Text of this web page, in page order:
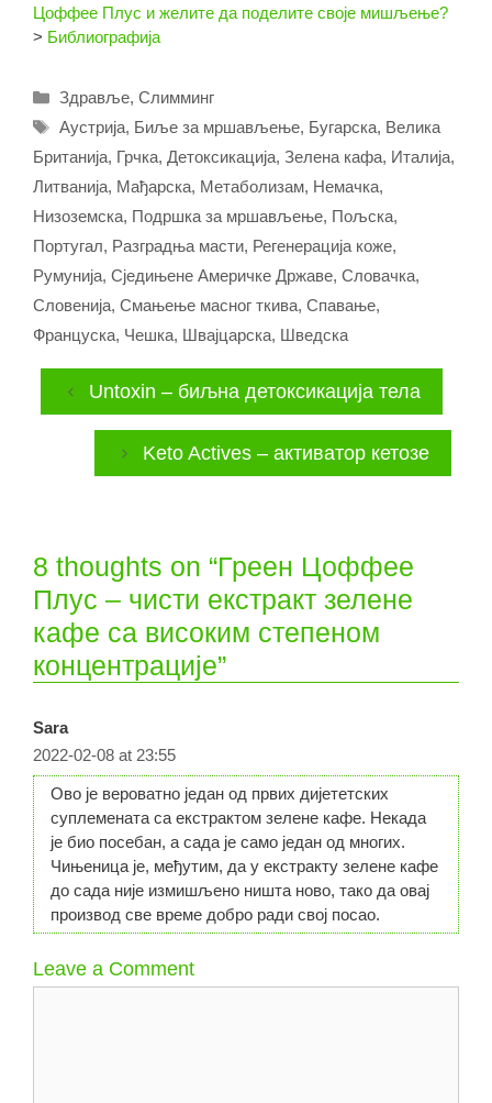
Цоффее Плус и желите да поделите своје мишљење?
> Библиографија
Categories
Здравље, Слимминг
Tags
Аустрија, Биље за мршављење, Бугарска, Велика
Британија, Грчка, Детоксикација, Зелена кафа, Италија,
Литванија, Мађарска, Метаболизам, Немачка,
Низоземска, Подршка за мршављење, Пољска,
Португал, Разградња масти, Регенерација коже,
Румунија, Сједињене Америчке Државе, Словачка,
Словенија, Смањење масног ткива, Спавање,
Француска, Чешка, Швајцарска, Шведска
Untoxin – биљна детоксикација тела
Keto Actives – активатор кетозе
8 thoughts on “Греен Цоффее
Плус – чисти екстракт зелене
кафе са високим степеном
концентрације”
Sara
2022-02-08 at 23:55
Ово је вероватно један од првих дијететских
суплемената са екстрактом зелене кафе. Некада
је био посебан, а сада је само један од многих.
Чињеница је, међутим, да у екстракту зелене кафе
до сада није измишљено ништа ново, тако да овај
производ све време добро ради свој посао.
Leave a Comment